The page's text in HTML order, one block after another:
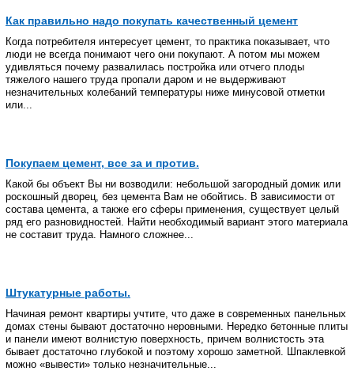
Как правильно надо покупать качественный цемент
Когда потребителя интересует цемент, то практика показывает, что
люди не всегда понимают чего они покупают. А потом мы можем
удивляться почему развалилась постройка или отчего плоды
тяжелого нашего труда пропали даром и не выдерживают
незначительных колебаний температуры ниже минусовой отметки
или...
Покупаем цемент, все за и против.
Какой бы объект Вы ни возводили: небольшой загородный домик или
роскошный дворец, без цемента Вам не обойтись. В зависимости от
состава цемента, а также его сферы применения, существует целый
ряд его разновидностей. Найти необходимый вариант этого материала
не составит труда. Намного сложнее...
Штукатурные работы.
Начиная ремонт квартиры учтите, что даже в современных панельных
домах стены бывают достаточно неровными. Нередко бетонные плиты
и панели имеют волнистую поверхность, причем волнистость эта
бывает достаточно глубокой и поэтому хорошо заметной. Шпаклевкой
можно «вывести» только незначительные...